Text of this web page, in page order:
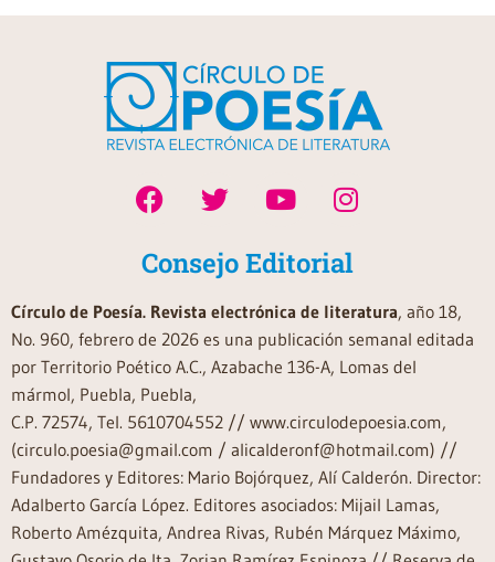
Consejo Editorial
Círculo de Poesía. Revista electrónica de literatura, año 18,
No. 960, febrero de 2026 es una publicación semanal editada
por Territorio Poético A.C., Azabache 136-A, Lomas del
mármol, Puebla, Puebla,
C.P. 72574, Tel. 5610704552 // www.circulodepoesia.com,
(circulo.poesia@gmail.com / alicalderonf@hotmail.com) //
Fundadores y Editores: Mario Bojórquez, Alí Calderón. Director:
Adalberto García López. Editores asociados: Mijail Lamas,
Roberto Amézquita, Andrea Rivas, Rubén Márquez Máximo,